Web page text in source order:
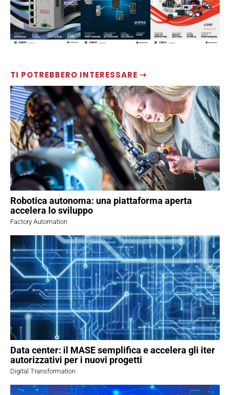
TI POTREBBERO INTERESSARE ⇢
Robotica autonoma: una piattaforma aperta
accelera lo sviluppo
Factory Automation
Data center: il MASE semplifica e accelera gli iter
autorizzativi per i nuovi progetti
Digital Transformation